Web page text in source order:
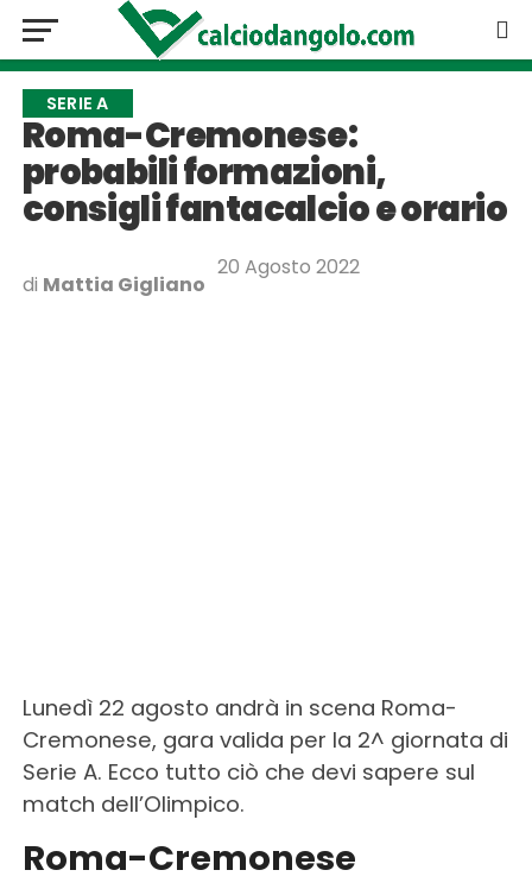
SERIE A
Roma-Cremonese:
probabili formazioni,
consigli fantacalcio e orario
di Mattia Gigliano
20 Agosto 2022
Lunedì 22 agosto andrà in scena Roma-
Cremonese, gara valida per la 2^ giornata di
Serie A. Ecco tutto ciò che devi sapere sul
match dell’Olimpico.
Roma-Cremonese